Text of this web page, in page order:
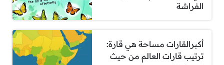
الفراشة
أكبرالقارات مساحة هي قارة:
ترتيب قارات العالم من حيث